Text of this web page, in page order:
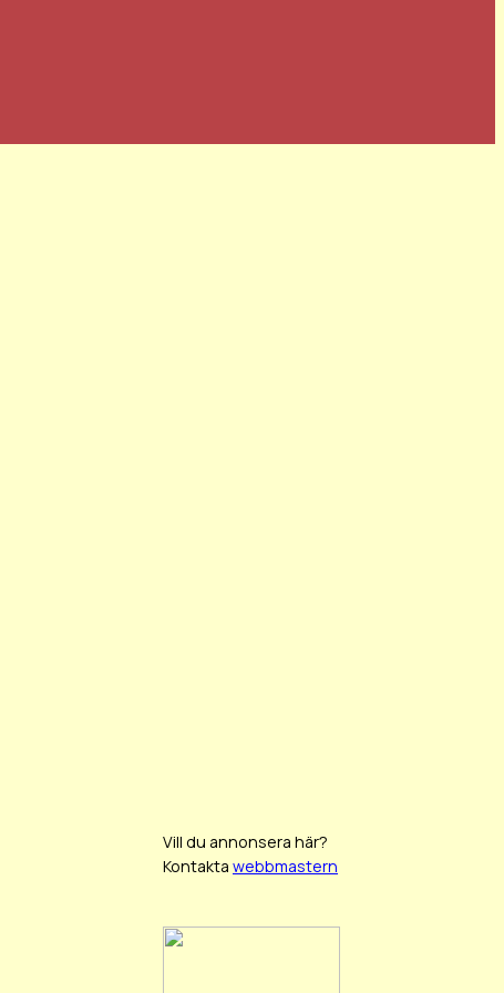
Vill du annonsera här?
Kontakta webbmastern